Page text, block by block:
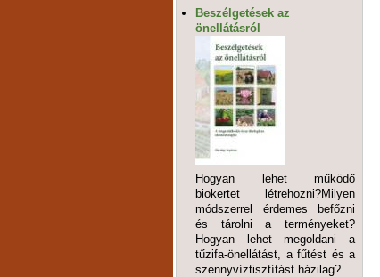
Beszélgetések az
önellátásról
Hogyan lehet működő
biokertet létrehozni?Milyen
módszerrel érdemes befőzni
és tárolni a terményeket?
Hogyan lehet megoldani a
tűzifa-önellátást, a fűtést és a
szennyvíztisztítást házilag?